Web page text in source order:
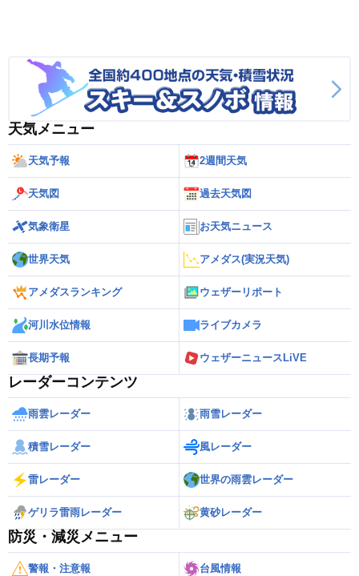
天気メニュー
天気予報 2週間天気
天気図 過去天気図
気象衛星 お天気ニュース
世界天気 アメダス(実況天気)
アメダスランキング ウェザーリポート
河川水位情報 ライブカメラ
長期予報 ウェザーニュースLiVE
レーダーコンテンツ
雨雲レーダー 雨雪レーダー
積雪レーダー 風レーダー
雷レーダー 世界の雨雲レーダー
ゲリラ雷雨レーダー 黄砂レーダー
防災・減災メニュー
警報・注意報 台風情報